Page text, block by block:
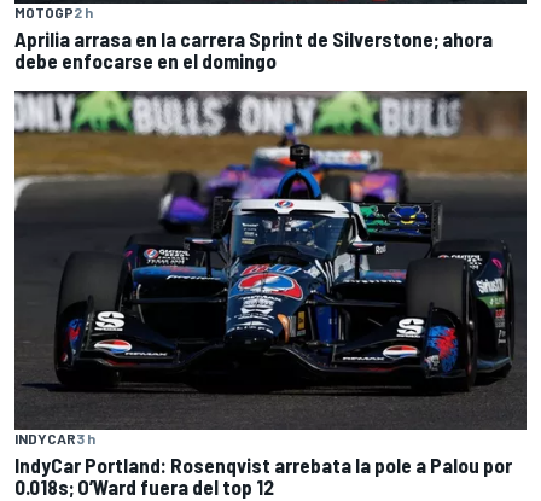
MOTOGP2 h
Aprilia arrasa en la carrera Sprint de Silverstone; ahora
debe enfocarse en el domingo
INDYCAR3 h
IndyCar Portland: Rosenqvist arrebata la pole a Palou por
0.018s; O’Ward fuera del top 12